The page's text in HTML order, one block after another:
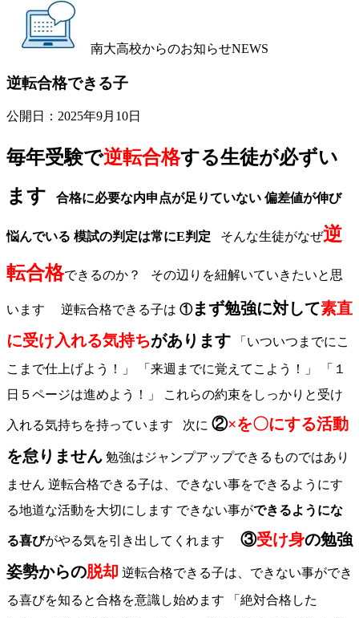
南大高校からのお知らせNEWS
逆転合格できる子
公開日： 2025年9月10日
毎年受験で逆転合格する生徒が必ずい
ます
合格に必要な内申点が足りていない 偏差値が伸び
悩んでいる 模試の判定は常にE判定 そんな生徒がなぜ逆
転合格できるのか？ その辺りを紐解いていきたいと思
います 逆転合格できる子は ①まず勉強に対して素直
に受け入れる気持ちがあります 「いついつまでにこ
こまで仕上げよう！」 「来週までに覚えてこよう！」 「１
日５ページは進めよう！」 これらの約束をしっかりと受け
入れる気持ちを持っています 次に ②×を〇にする活動
を怠りません 勉強はジャンプアップできるものではあり
ません 逆転合格できる子は、できない事をできるようにす
る地道な活動を大切にします できない事ができるようにな
る喜びがやる気を引き出してくれます ③受け身の勉強
姿勢からの脱却 逆転合格できる子は、できない事ができ
る喜びを知ると合格を意識し始めます 「絶対合格した